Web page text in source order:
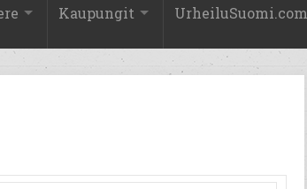
Kaupungit UrheiluSuomi.com